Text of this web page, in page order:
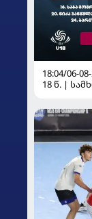
18:04/06-
18 წ. |